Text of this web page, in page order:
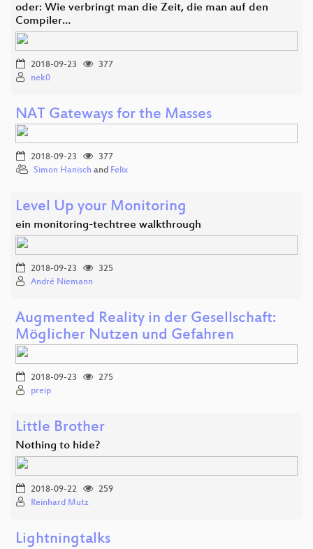
oder: Wie verbringt man die Zeit, die man auf den
Compiler…
2018-09-23
377
nek0
NAT Gateways for the Masses
2018-09-23
377
Simon Hanisch and Felix
Level Up your Monitoring
ein monitoring-techtree walkthrough
2018-09-23
325
André Niemann
Augmented Reality in der Gesellschaft:
Möglicher Nutzen und Gefahren
2018-09-23
275
preip
Little Brother
Nothing to hide?
2018-09-22
259
Reinhard Mutz
Lightningtalks